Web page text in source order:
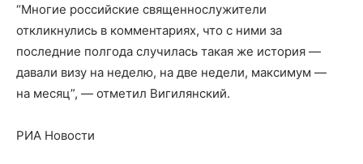
“Многие российские священнослужители
откликнулись в комментариях, что с ними за
последние полгода случилась такая же история —
давали визу на неделю, на две недели, максимум —
на месяц”, — отметил Вигилянский.
РИА Новости